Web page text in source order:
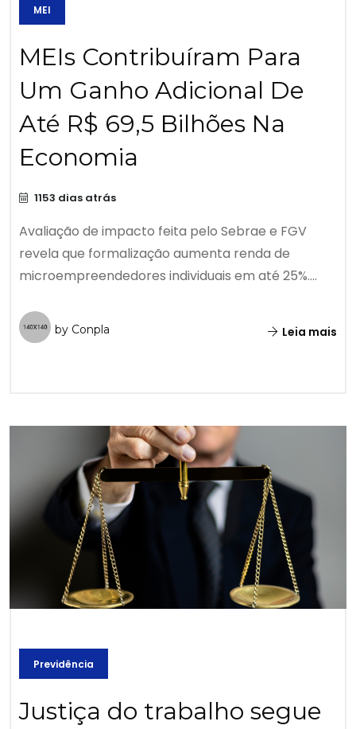
MEI
MEIs Contribuíram Para
Um Ganho Adicional De
Até R$ 69,5 Bilhões Na
Economia
1153 dias atrás
Avaliação de impacto feita pelo Sebrae e FGV
revela que formalização aumenta renda de
microempreendedores individuais em até 25%....
by Conpla Leia mais
Previdência
Justiça do trabalho segue